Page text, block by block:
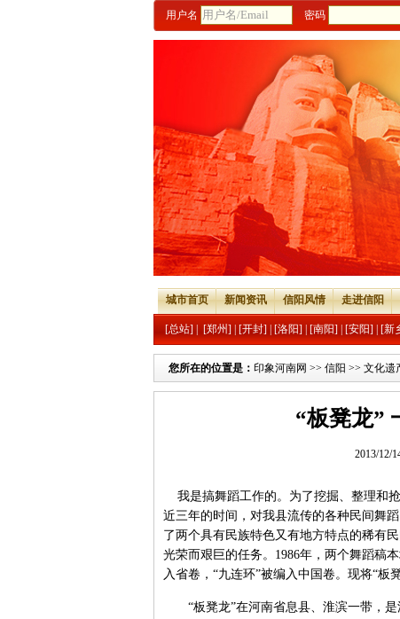
用户名 密码
城市首页 新闻资讯 信阳风情 走进信阳
[总站] [郑州] [开封] [洛阳] [南阳] [安阳] [新
您所在的位置是： 印象河南网 >> 信阳 >> 文化遗
“板凳龙”
2013/12/
我是搞舞蹈工作的。为了挖掘、整理和
近三年的时间，对我县流传的各种民间舞
了两个具有民族特色又有地方特点的稀有
光荣而艰巨的任务。1986年，两个舞蹈稿
入省卷，“九连环”被编入中国卷。现将“板
“板凳龙”在河南省息县、淮滨一带，是